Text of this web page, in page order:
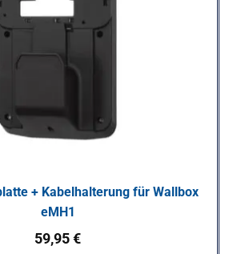
+ Kabelhalterung für Wallbox
eMH1
59,95€